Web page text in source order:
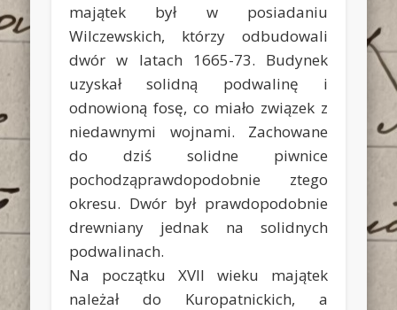
majątek był w posiadaniu
Wilczewskich, którzy odbudowali
dwór w latach 1665-73. Budynek
uzyskał solidną podwalinę i
odnowioną fosę, co miało związek z
niedawnymi wojnami. Zachowane
do dziś solidne piwnice
pochodząprawdopodobnie ztego
okresu. Dwór był prawdopodobnie
drewniany jednak na solidnych
podwalinach.
Na początku XVII wieku majątek
należał do Kuropatnickich, a